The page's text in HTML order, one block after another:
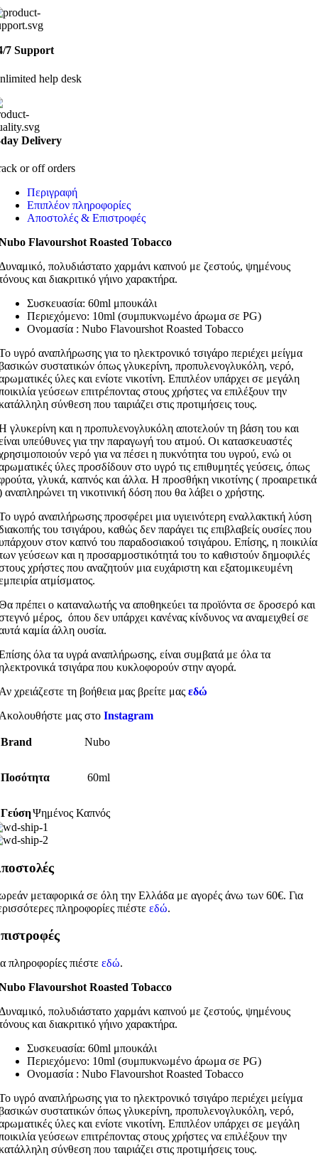
7 Support
help desk
Delivery
or off orders
Περιγραφή
Επιπλέον πληροφορίες
Αποστολές & Επιστροφές
Flavourshot Roasted Tobacco
πολυδιάστατο χαρμάνι καπνού με ζεστούς, ψημένους
και διακριτικό γήινο χαρακτήρα.
Συσκευασία: 60ml μπουκάλι
Περιεχόμενο: 10ml (συμπυκνωμένο άρωμα σε PG)
Ονομασία : Nubo Flavourshot Roasted Tobacco
υγρό αναπλήρωσης για το ηλεκτρονικό τσιγάρο περιέχει μείγμα
συστατικών όπως γλυκερίνη, προπυλενογλυκόλη, νερό,
ύλες και ενίοτε νικοτίνη. Επιπλέον υπάρχει σε μεγάλη
γεύσεων επιτρέποντας στους χρήστες να επιλέξουν την
σύνθεση που ταιριάζει στις προτιμήσεις τους.
γλυκερίνη και η προπυλενογλυκόλη αποτελούν τη βάση του και
υπεύθυνες για την παραγωγή του ατμού. Οι κατασκευαστές
νερό για να πέσει η πυκνότητα του υγρού, ενώ οι
ύλες προσδίδουν στο υγρό τις επιθυμητές γεύσεις, όπως
γλυκά, καπνός και άλλα. Η προσθήκη νικοτίνης ( προαιρετικά
αναπληρώνει τη νικοτινική δόση που θα λάβει ο χρήστης.
υγρό αναπλήρωσης προσφέρει μια υγιεινότερη εναλλακτική λύση
του τσιγάρου, καθώς δεν παράγει τις επιβλαβείς ουσίες που
στον καπνό του παραδοσιακού τσιγάρου. Επίσης, η ποικιλία
γεύσεων και η προσαρμοστικότητά του το καθιστούν δημοφιλές
χρήστες που αναζητούν μια ευχάριστη και εξατομικευμένη
ατμίσματος.
πρέπει ο καταναλωτής να αποθηκεύει τα προϊόντα σε δροσερό και
μέρος, όπου δεν υπάρχει κανένας κίνδυνος να αναμειχθεί σε
καμία άλλη ουσία.
όλα τα υγρά αναπλήρωσης, είναι συμβατά με όλα τα
τσιγάρα που κυκλοφορούν στην αγορά.
χρειάζεστε τη βοήθεια μας βρείτε μας εδώ
μας στο Instagram
Brand Nubo
Ποσότητα 60ml
ΓεύσηΨημένος Καπνός
μεταφορικά σε όλη την Ελλάδα με αγορές άνω των 60€. Για
πληροφορίες πιέστε εδώ.
πληροφορίες πιέστε εδώ.
Flavourshot Roasted Tobacco
πολυδιάστατο χαρμάνι καπνού με ζεστούς, ψημένους
και διακριτικό γήινο χαρακτήρα.
Συσκευασία: 60ml μπουκάλι
Περιεχόμενο: 10ml (συμπυκνωμένο άρωμα σε PG)
Ονομασία : Nubo Flavourshot Roasted Tobacco
υγρό αναπλήρωσης για το ηλεκτρονικό τσιγάρο περιέχει μείγμα
συστατικών όπως γλυκερίνη, προπυλενογλυκόλη, νερό,
ύλες και ενίοτε νικοτίνη. Επιπλέον υπάρχει σε μεγάλη
γεύσεων επιτρέποντας στους χρήστες να επιλέξουν την
σύνθεση που ταιριάζει στις προτιμήσεις τους.